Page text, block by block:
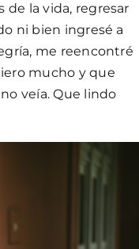
de la vida, regresar
ni bien ingresé a
me reencontré
mucho y que
veía. Que lindo